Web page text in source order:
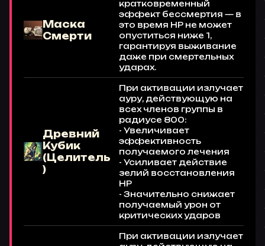
Маска
Смерти
кратковременный
эффект бессмертия — в
это время HP не может
опуститься ниже 1,
гарантируя выживание
даже при смертельных
ударах.
Древний
Кубик
(Целитель
)
При активации излучает
ауру, действующую на
всех членов группы в
радиусе 800:
- Увеличивает
эффективность
получаемого лечения
- Усиливает действие
зелий восстановления
HP
- Значительно снижает
получаемый урон от
критических ударов
При активации излучает